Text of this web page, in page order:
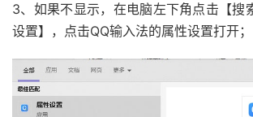
3、如果不显示，在电脑左下角点击【搜
设置】，点击QQ输入法的属性设置打开；